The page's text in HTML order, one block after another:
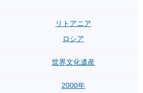
リトアニア
ロシア
世界文化遺産
2000年